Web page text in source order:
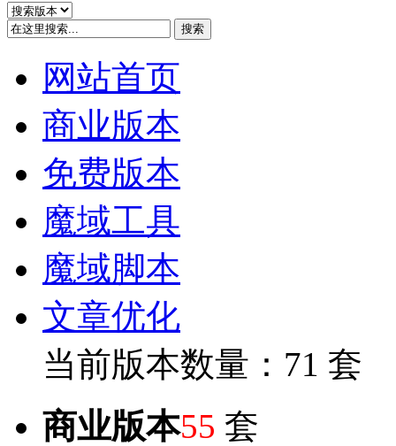
搜索
网站首页
商业版本
免费版本
魔域工具
魔域脚本
文章优化
当前版本数量：71 套
商业版本55 套